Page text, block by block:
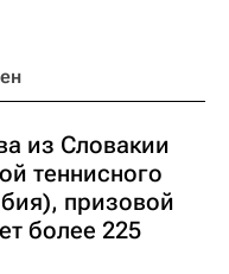
из Словакии
теннисного
призовой
более 225